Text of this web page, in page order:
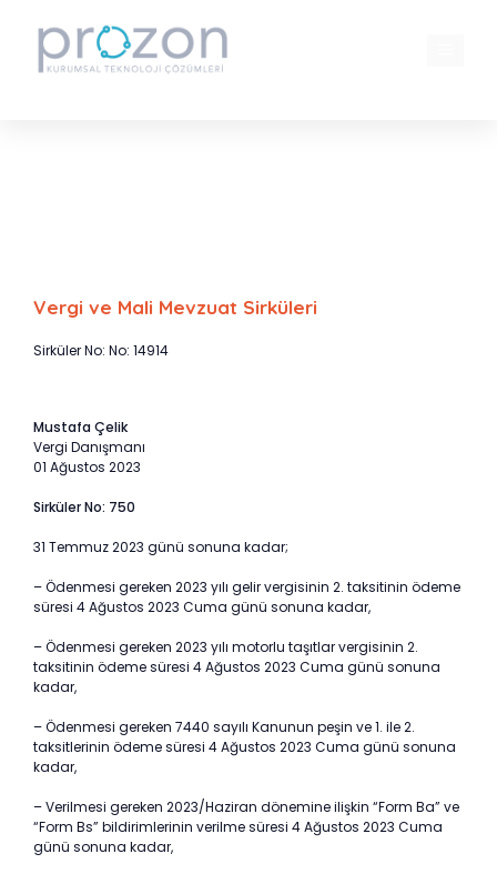
Vergi ve Mali Mevzuat Sirküleri
Sirküler No: No: 14914
Mustafa Çelik
Vergi Danışmanı
01 Ağustos 2023
Sirküler No: 750
31 Temmuz 2023 günü sonuna kadar;
– Ödenmesi gereken 2023 yılı gelir vergisinin 2. taksitinin ödeme
süresi 4 Ağustos 2023 Cuma günü sonuna kadar,
– Ödenmesi gereken 2023 yılı motorlu taşıtlar vergisinin 2.
taksitinin ödeme süresi 4 Ağustos 2023 Cuma günü sonuna
kadar,
– Ödenmesi gereken 7440 sayılı Kanunun peşin ve 1. ile 2.
taksitlerinin ödeme süresi 4 Ağustos 2023 Cuma günü sonuna
kadar,
– Verilmesi gereken 2023/Haziran dönemine ilişkin “Form Ba” ve
“Form Bs” bildirimlerinin verilme süresi 4 Ağustos 2023 Cuma
günü sonuna kadar,